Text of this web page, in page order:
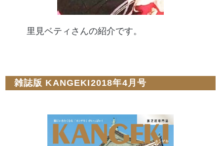
里見ベティさんの紹介です。
雑誌版 KANGEKI2018年4月号